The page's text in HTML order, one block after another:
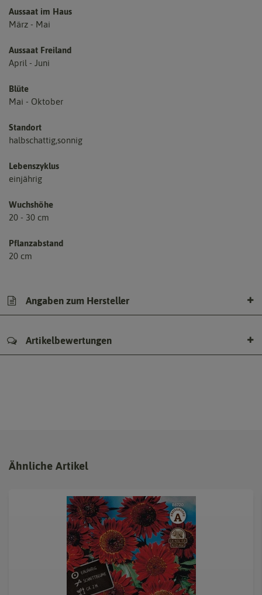
Aussaat im Haus
März - Mai
Aussaat Freiland
April - Juni
Blüte
Mai - Oktober
Standort
halbschattig,sonnig
Lebenszyklus
einjährig
Wuchshöhe
20 - 30 cm
Pflanzabstand
20 cm
Angaben zum Hersteller
Artikelbewertungen
Ähnliche Artikel